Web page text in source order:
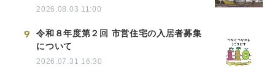
2026.08.03 11:00
9
令和８年度第２回 市営住宅の入居者募集
について
2026.07.31 16:30